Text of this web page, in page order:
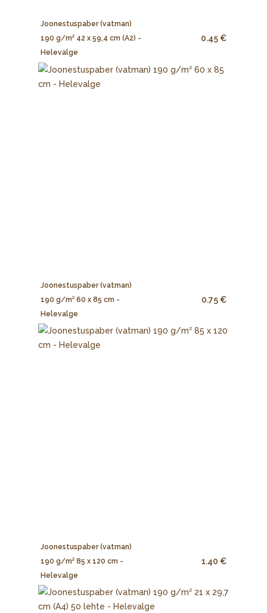
Joonestuspaber (vatman)
190 g/m² 42 x 59,4 cm (A2) -
Helevalge
0.45 €
Joonestuspaber (vatman)
190 g/m² 60 x 85 cm -
Helevalge
0.75 €
Joonestuspaber (vatman)
190 g/m² 85 x 120 cm -
Helevalge
1.40 €